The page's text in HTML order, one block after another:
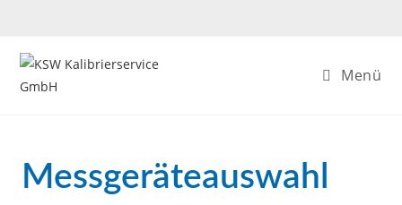
Menü
Messgeräteauswahl